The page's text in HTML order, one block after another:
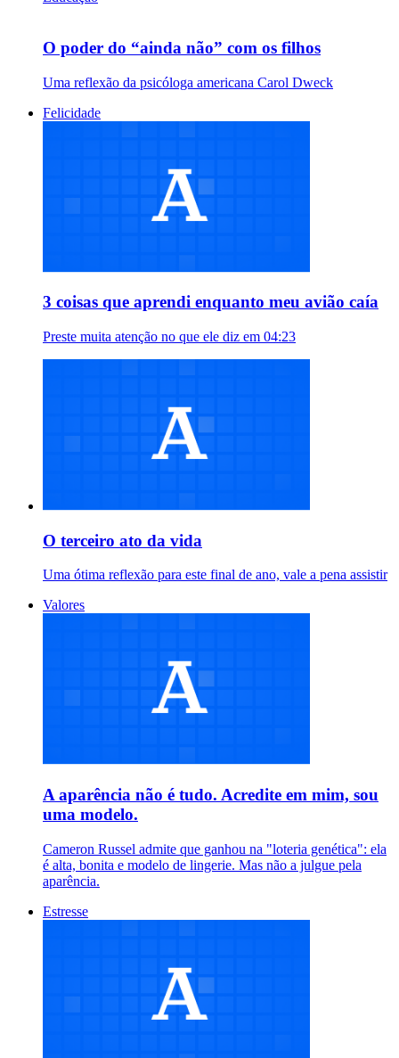
O poder do “ainda não” com os filhos
Uma reflexão da psicóloga americana Carol Dweck
Felicidade
3 coisas que aprendi enquanto meu avião caía
Preste muita atenção no que ele diz em 04:23
O terceiro ato da vida
Uma ótima reflexão para este final de ano, vale a pena assistir
Valores
A aparência não é tudo. Acredite em mim, sou
uma modelo.
Cameron Russel admite que ganhou na "loteria genética": ela
é alta, bonita e modelo de lingerie. Mas não a julgue pela
aparência.
Estresse